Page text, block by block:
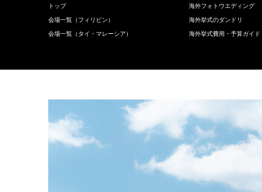
トップ
会場一覧（フィリピン）
会場一覧（タイ・マレーシア）
海外フォトウエディング
海外挙式のダンドリ
海外挙式費用・予算ガイド